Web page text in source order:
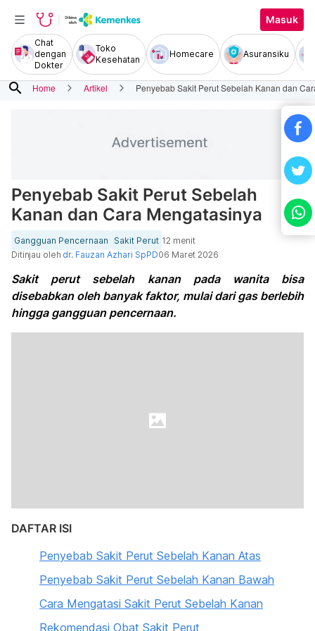
Masuk
Chat
dengan
Dokter
Toko
Kesehatan
Homecare Asuransiku
search Home Artikel Penyebab Sakit Perut Sebelah Kanan dan
Penyebab Sakit Perut Sebelah
Kanan dan Cara Mengatasinya
Gangguan Pencernaan Sakit Perut 12 menit
Ditinjau oleh dr. Fauzan Azhari SpPD06 Maret 2026
Sakit perut sebelah kanan pada wanita bisa
disebabkan oleh banyak faktor, mulai dari gas berlebih
hingga gangguan pencernaan.
DAFTAR ISI
Penyebab Sakit Perut Sebelah Kanan Atas
Penyebab Sakit Perut Sebelah Kanan Bawah
Cara Mengatasi Sakit Perut Sebelah Kanan
Rekomendasi Obat Sakit Perut